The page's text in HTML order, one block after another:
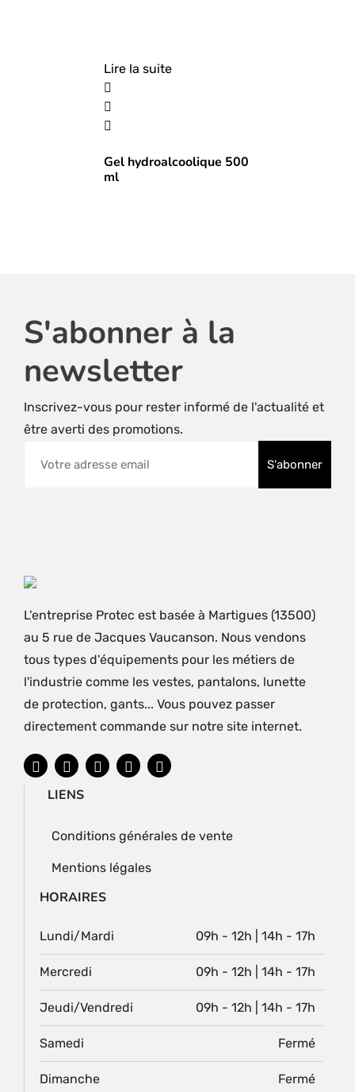
Lire la suite
Gel hydroalcoolique 500
ml
S'abonner à la
newsletter
Inscrivez-vous pour rester informé de l'actualité et
être averti des promotions.
L'entreprise Protec est basée à Martigues (13500)
au 5 rue de Jacques Vaucanson. Nous vendons
tous types d'équipements pour les métiers de
l'industrie comme les vestes, pantalons, lunette
de protection, gants... Vous pouvez passer
directement commande sur notre site internet.
LIENS
Conditions générales de vente
Mentions légales
HORAIRES
Lundi/Mardi 09h - 12h | 14h - 17h
Mercredi 09h - 12h | 14h - 17h
Jeudi/Vendredi 09h - 12h | 14h - 17h
Samedi Fermé
Dimanche Fermé